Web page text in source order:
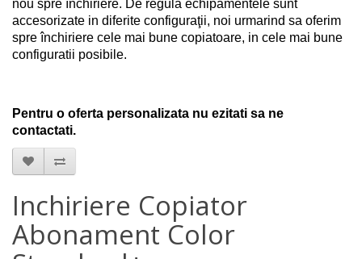
nou spre închiriere. De regula echipamentele sunt
accesorizate in diferite configuraţii, noi urmarind sa oferim
spre închiriere cele mai bune copiatoare, in cele mai bune
configuratii posibile.
Pentru o oferta personalizata nu ezitati sa ne
contactati.
Inchiriere Copiator
Abonament Color